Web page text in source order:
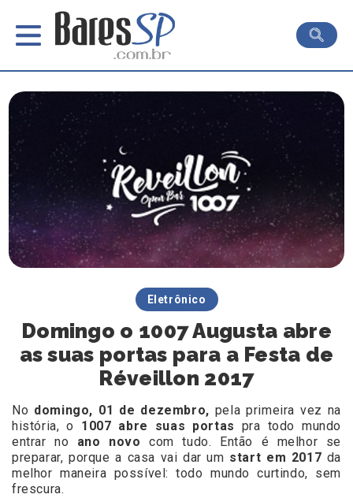
Eletrônico
Domingo o 1007 Augusta abre
as suas portas para a Festa de
Réveillon 2017
No domingo, 01 de dezembro, pela primeira vez na
história, o 1007 abre suas portas pra todo mundo
entrar no ano novo com tudo. Então é melhor se
preparar, porque a casa vai dar um start em 2017 da
melhor maneira possível: todo mundo curtindo, sem
frescura.